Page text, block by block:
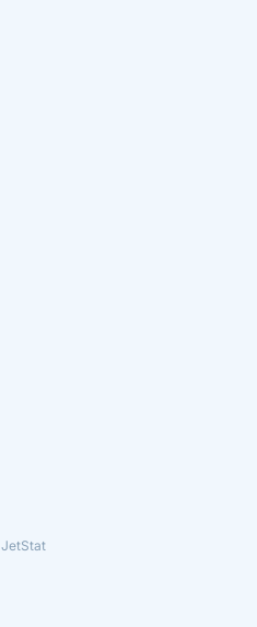
JetStat